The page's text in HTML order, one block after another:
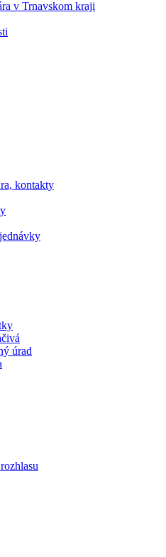
v Trnavskom kraji
kontakty
úrad